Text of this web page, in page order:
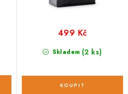
Skladem (2 ks)
499 Kč